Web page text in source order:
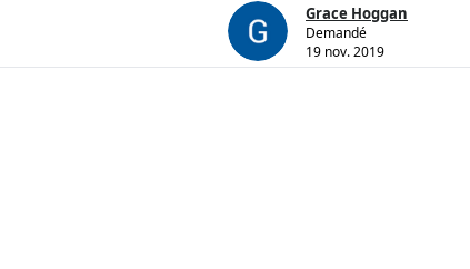
Grace Hoggan
Demandé
19 nov. 2019